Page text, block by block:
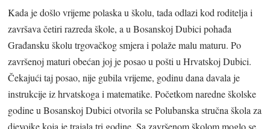
Kada je došlo vrijeme polaska u školu, tada odlazi kod roditelja i
završava četiri razreda škole, a u Bosanskoj Dubici pohađa
Građansku školu trgovačkog smjera i polaže malu maturu. Po
završenoj maturi obećan joj je posao u pošti u Hrvatskoj Dubici.
Čekajući taj posao, nije gubila vrijeme, godinu dana davala je
instrukcije iz hrvatskoga i matematike. Početkom naredne školske
godine u Bosanskoj Dubici otvorila se Polubanska stručna škola za
djevojke koja je trajala tri godine. Sa završenom školom moglo se